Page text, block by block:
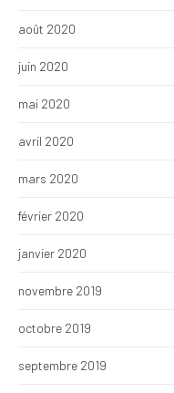
août 2020
juin 2020
mai 2020
avril 2020
mars 2020
février 2020
janvier 2020
novembre 2019
octobre 2019
septembre 2019